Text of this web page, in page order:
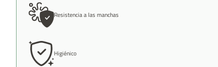
Resistencia a las manchas
Higiénico